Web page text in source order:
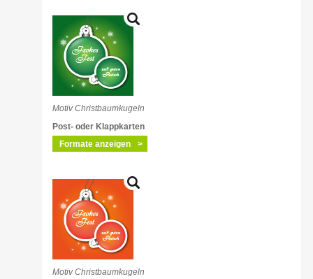
Motiv Christbaumkugeln
Post- oder Klappkarten
Formate anzeigen
Motiv Christbaumkugeln